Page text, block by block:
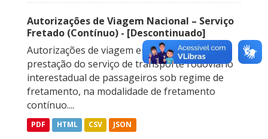
Autorizações de Viagem Nacional – Serviço
Fretado (Contínuo) - [Descontinuado]
Autorizações de viagem emitidas para a
prestação do serviço de transporte rodoviário
interestadual de passageiros sob regime de
fretamento, na modalidade de fretamento
contínuo....
PDF HTML CSV JSON